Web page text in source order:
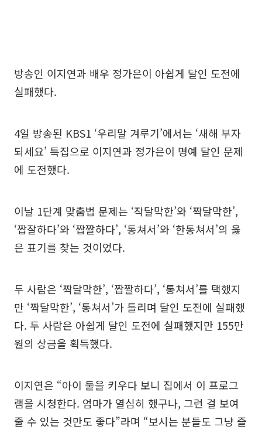
방송인 이지연과 배우 정가은이 아쉽게 달인 도전에
실패했다.
4일 방송된 KBS1 ‘우리말 겨루기’에서는 ‘새해 부자
되세요’ 특집으로 이지연과 정가은이 명예 달인 문제
에 도전했다.
이날 1단계 맞춤법 문제는 ‘작달막한’와 ‘짝달막한’,
‘짭잘하다’와 ‘짭짤하다’, ‘통쳐서’와 ‘한통쳐서’의 옳
은 표기를 찾는 것이었다.
두 사람은 ‘짝달막한’, ‘짭짤하다’, ‘통쳐서’를 택했지
만 ‘짝달막한’, ‘통쳐서’가 틀리며 달인 도전에 실패했
다. 두 사람은 아쉽게 달인 도전에 실패했지만 155만
원의 상금을 획득했다.
이지연은 “아이 둘을 키우다 보니 집에서 이 프로그
램을 시청한다. 엄마가 열심히 했구나, 그런 걸 보여
줄 수 있는 것만도 좋다”라며 “보시는 분들도 그냥 즐